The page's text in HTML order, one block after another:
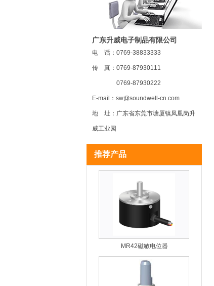
广东升威电子制品有限公司
电 话：0769-38833333
传 真：0769-87930111
0769-87930222
E-mail：sw@soundwell-cn.com
地 址：广东省东莞市塘厦镇凤凰岗升
威工业园
推荐产品
MR20 磁敏电位器